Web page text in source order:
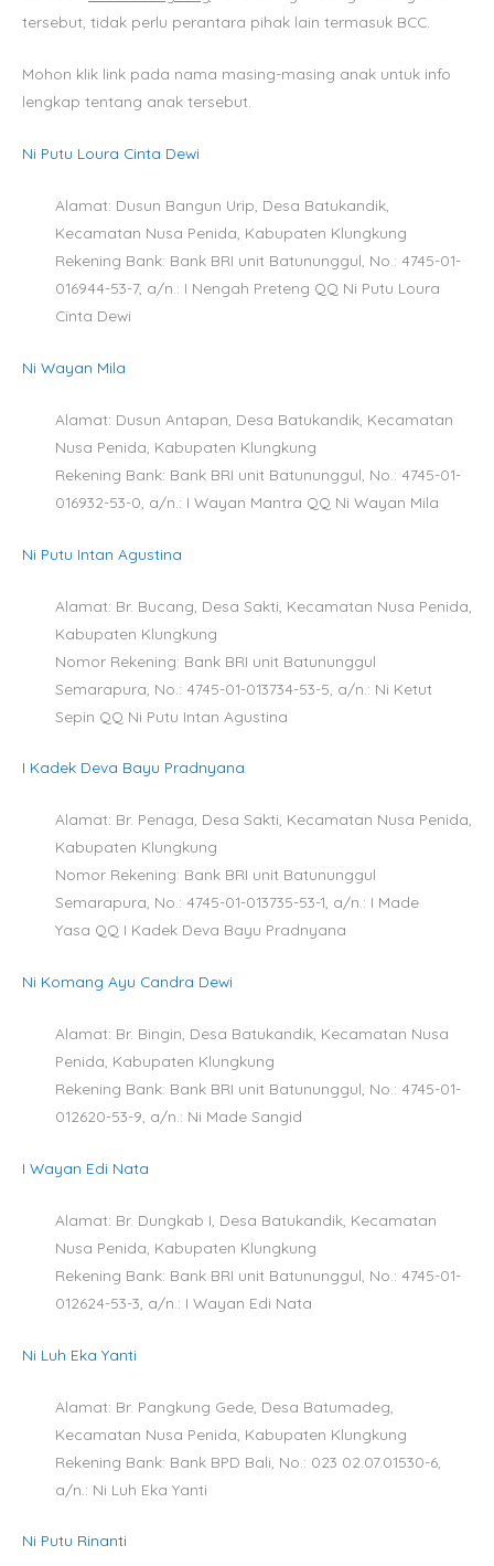
tersebut, tidak perlu perantara pihak lain termasuk BCC.
Mohon klik link pada nama masing-masing anak untuk info
lengkap tentang anak tersebut.
Ni Putu Loura Cinta Dewi
Alamat: Dusun Bangun Urip, Desa Batukandik,
Kecamatan Nusa Penida, Kabupaten Klungkung
Rekening Bank: Bank BRI unit Batununggul, No.: 4745-01-
016944-53-7, a/n.: I Nengah Preteng QQ Ni Putu Loura
Cinta Dewi
Ni Wayan Mila
Alamat: Dusun Antapan, Desa Batukandik, Kecamatan
Nusa Penida, Kabupaten Klungkung
Rekening Bank: Bank BRI unit Batununggul, No.: 4745-01-
016932-53-0, a/n.: I Wayan Mantra QQ Ni Wayan Mila
Ni Putu Intan Agustina
Alamat: Br. Bucang, Desa Sakti, Kecamatan Nusa Penida,
Kabupaten Klungkung
Nomor Rekening: Bank BRI unit Batununggul
Semarapura, No.: 4745-01-013734-53-5, a/n.: Ni Ketut
Sepin QQ Ni Putu Intan Agustina
I Kadek Deva Bayu Pradnyana
Alamat: Br. Penaga, Desa Sakti, Kecamatan Nusa Penida,
Kabupaten Klungkung
Nomor Rekening: Bank BRI unit Batununggul
Semarapura, No.: 4745-01-013735-53-1, a/n.: I Made
Yasa QQ I Kadek Deva Bayu Pradnyana
Ni Komang Ayu Candra Dewi
Alamat: Br. Bingin, Desa Batukandik, Kecamatan Nusa
Penida, Kabupaten Klungkung
Rekening Bank: Bank BRI unit Batununggul, No.: 4745-01-
012620-53-9, a/n.: Ni Made Sangid
I Wayan Edi Nata
Alamat: Br. Dungkab I, Desa Batukandik, Kecamatan
Nusa Penida, Kabupaten Klungkung
Rekening Bank: Bank BRI unit Batununggul, No.: 4745-01-
012624-53-3, a/n.: I Wayan Edi Nata
Ni Luh Eka Yanti
Alamat: Br. Pangkung Gede, Desa Batumadeg,
Kecamatan Nusa Penida, Kabupaten Klungkung
Rekening Bank: Bank BPD Bali, No.: 023 02.07.01530-6,
a/n.: Ni Luh Eka Yanti
Ni Putu Rinanti